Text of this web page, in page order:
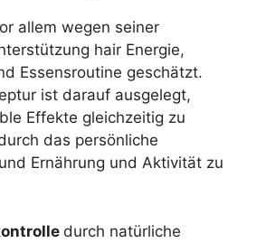
allem wegen seiner
hair Energie,
Essensroutine geschätzt.
ist darauf ausgelegt,
Effekte gleichzeitig zu
das persönliche
Ernährung und Aktivität zu
durch natürliche